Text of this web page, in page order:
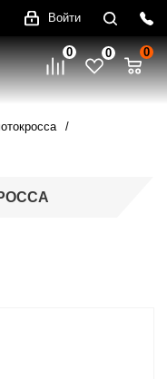
Войти
0 0 0